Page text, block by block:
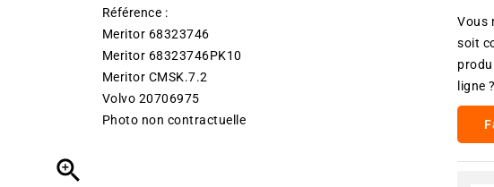

Référence :
Meritor 68323746
Meritor 68323746PK10
Meritor CMSK.7.2
Volvo 20706975
Photo non contractuelle
Vous
soit
ligne ?